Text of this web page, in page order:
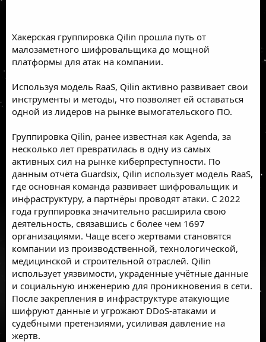
Хакерская группировка Qilin прошла путь от
малозаметного шифровальщика до мощной
платформы для атак на компании.
Используя модель RaaS, Qilin активно развивает свои
инструменты и методы, что позволяет ей оставаться
одной из лидеров на рынке вымогательского ПО.
Группировка Qilin, ранее известная как Agenda, за
несколько лет превратилась в одну из самых
активных сил на рынке киберпреступности. По
данным отчёта Guardsix, Qilin использует модель RaaS,
где основная команда развивает шифровальщик и
инфраструктуру, а партнёры проводят атаки. С 2022
года группировка значительно расширила свою
деятельность, связавшись с более чем 1697
организациями. Чаще всего жертвами становятся
компании из производственной, технологической,
медицинской и строительной отраслей. Qilin
использует уязвимости, украденные учётные данные
и социальную инженерию для проникновения в сети.
После закрепления в инфраструктуре атакующие
шифруют данные и угрожают DDoS-атаками и
судебными претензиями, усиливая давление на
жертв.